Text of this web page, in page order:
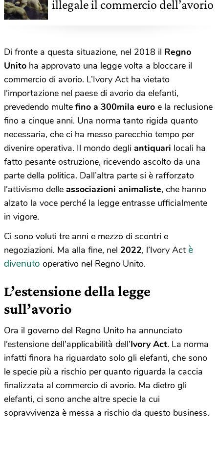
illegale il commercio dell’avorio
Di fronte a questa situazione, nel 2018 il Regno
Unito ha approvato una legge volta a bloccare il
commercio di avorio. L’Ivory Act ha vietato
l’importazione nel paese di avorio da elefanti,
prevedendo multe fino a 300mila euro e la reclusione
fino a cinque anni. Una norma tanto rigida quanto
necessaria, che ci ha messo parecchio tempo per
divenire operativa. Il mondo degli antiquari locali ha
fatto pesante ostruzione, ricevendo ascolto da una
parte della politica. Dall’altra parte si è rafforzato
l’attivismo delle associazioni animaliste, che hanno
alzato la voce perché la legge entrasse ufficialmente
in vigore.
Ci sono voluti tre anni e mezzo di scontri e
negoziazioni. Ma alla fine, nel 2022, l’Ivory Act è
divenuto operativo nel Regno Unito.
L’estensione della legge
sull’avorio
Ora il governo del Regno Unito ha annunciato
l’estensione dell’applicabilità dell’Ivory Act. La norma
infatti finora ha riguardato solo gli elefanti, che sono
le specie più a rischio per quanto riguarda la caccia
finalizzata al commercio di avorio. Ma dietro gli
elefanti, ci sono anche altre specie la cui
sopravvivenza è messa a rischio da questo business.